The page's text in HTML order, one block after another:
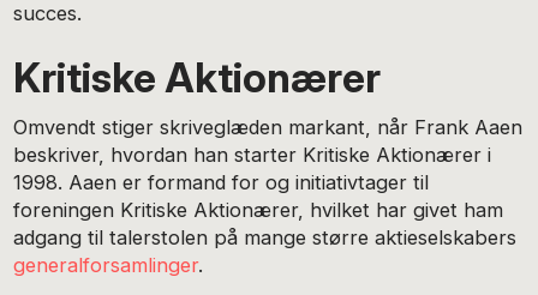
succes.
Kritiske Aktionærer
Omvendt stiger skriveglæden markant, når Frank Aaen
beskriver, hvordan han starter Kritiske Aktionærer i
1998. Aaen er formand for og initiativtager til
foreningen Kritiske Aktionærer, hvilket har givet ham
adgang til talerstolen på mange større aktieselskabers
generalforsamlinger.